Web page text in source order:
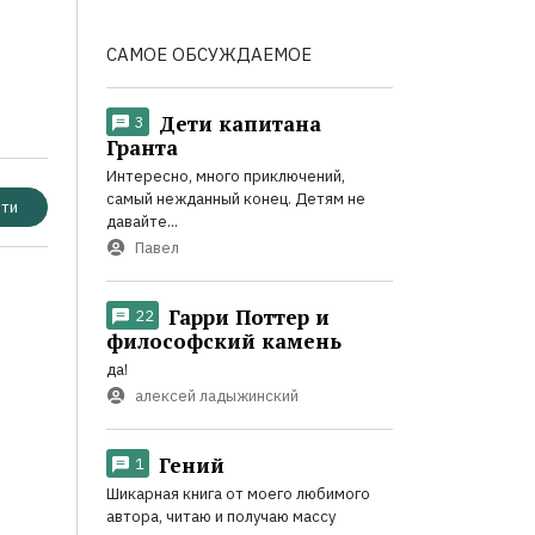
САМОЕ ОБСУЖДАЕМОЕ
3
Дети капитана
Гранта
Интересно, много приключений,
самый нежданный конец. Детям не
давайте...
Павел
22
Гарри Поттер и
философский камень
да!
алексей ладыжинский
1 Гений
Шикарная книга от моего любимого
автора, читаю и получаю массу